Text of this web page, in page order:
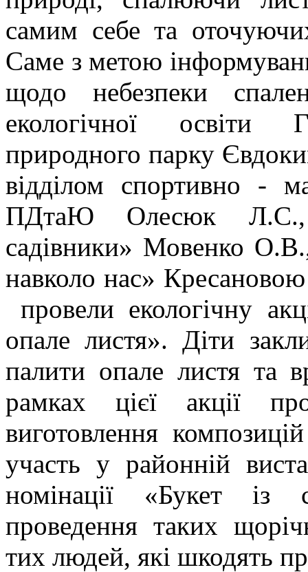
самим себе та
Саме з метою
щодо небезпеки
екологічної освіти
природного парку
відділом спортивно -
ПДтаЮ Олесюк Л.С.,
садівники» Мовенко
навколо нас»
провели екологічну
опале листя». Діти
палити опале листя та
рамках цієї акції
виготовлення
участь у районній
номінації «Букет із
проведення таких
тих людей, які шкодять